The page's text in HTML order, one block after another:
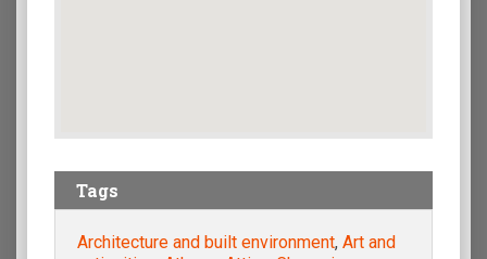
Tags
Architecture and built environment, Art and